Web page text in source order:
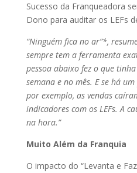
Sucesso da Franqueadora
Dono para auditar os LEFs
“Ninguém fica no ar”*,
sempre tem a ferramenta
pessoa abaixo fez o que
semana e no mês. E se há
por exemplo, as vendas
indicadores com os LEFs. A
na hora.”
Muito Além da Franquia
O impacto do “Levanta e